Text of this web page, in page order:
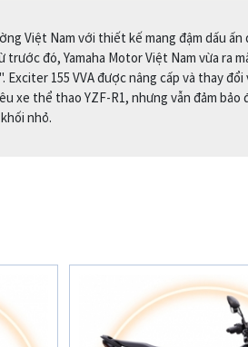
Việt Nam với thiết kế mang đậm dấu ấn
đó, Yamaha Motor Việt Nam vừa ra
155 VVA được nâng cấp và thay
xe thể thao YZF-R1, nhưng vẫn đảm bảo
nhỏ.